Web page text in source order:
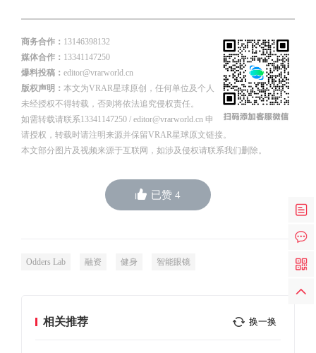
商务合作： 13146398132
媒体合作： 13341147250
爆料投稿： editor@vrarworld.cn
版权声明： 本文为VRAR星球原创，任何单位及个人
未经授权不得转载，否则将依法追究侵权责任。
如需转载请联系13341147250 / editor@vrarworld.cn 申
请授权，转载时请注明来源并保留VRAR星球原文链接。
本文部分图片及视频来源于互联网，如涉及侵权请联系我们删除。
已赞 4
Odders Lab 融资 健身 智能眼镜
相关推荐 换一换